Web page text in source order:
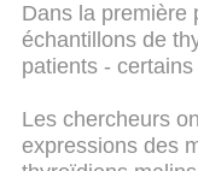
Dans la première
échantillons de
patients -
Les chercheurs
expressions des